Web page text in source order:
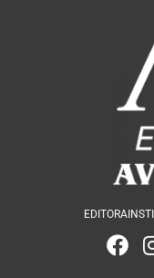
EDITORA